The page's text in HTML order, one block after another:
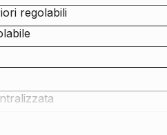
regolabili